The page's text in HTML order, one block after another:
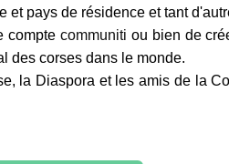
et pays de résidence et tant
comptecommuniti ou bien de
des corses dans le monde.
la Diaspora et les amis de la